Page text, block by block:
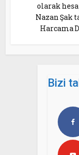
olarak
Nazan Şak
Harcama
Bizi